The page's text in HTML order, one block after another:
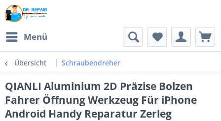
Menü
Übersicht Schraubendreher
QIANLI Aluminium 2D Präzise Bolzen
Fahrer Öffnung Werkzeug Für iPhone
Android Handy Reparatur Zerleg